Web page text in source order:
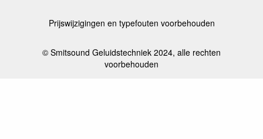
Prijswijzigingen en typefouten voorbehouden
© Smitsound Geluidstechniek 2024, alle rechten
voorbehouden